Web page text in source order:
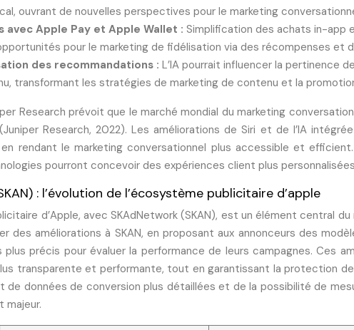
ouvrant de nouvelles perspectives pour le marketing
avec Apple Pay et Apple Wallet : Simplification des achats in-app
pour le marketing de fidélisation via des récompenses et
des recommandations : L’IA pourrait influencer la pertinence
transformant les stratégies de marketing de contenu et la
Research prévoit que le marché mondial du marketing
Research, 2022). Les améliorations de Siri et de l’IA
rendant le marketing conversationnel plus accessible et
pourront concevoir des expériences client plus
: l’évolution de l’écosystème publicitaire d’apple
d’Apple, avec SKAdNetwork (SKAN), est un élément central du
des améliorations à SKAN, en proposant aux annonceurs des
précis pour évaluer la performance de leurs campagnes. Ces
transparente et performante, tout en garantissant la protection
de données de conversion plus détaillées et de la possibilité de
majeur.